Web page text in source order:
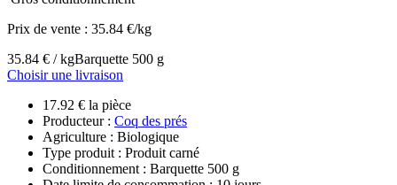
Prix de vente : 35.84 €/kg
35.84 € / kgBarquette 500 g
Choisir une livraison
17.92 € la pièce
Producteur : Coq des prés
Agriculture : Biologique
Type produit : Produit carné
Conditionnement : Barquette 500 g